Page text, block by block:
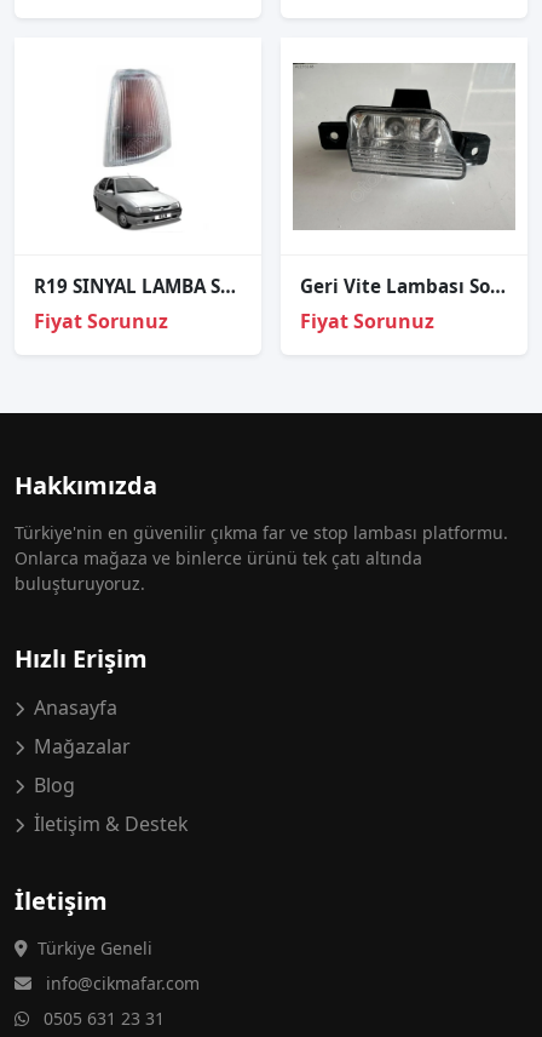
R19 SINYAL LAMBA SAG SOL DUYSUZ
Fiyat Sorunuz
Geri Vite Lambası Sol VW Tiguan 2008-2015 5N0941071A
Fiyat Sorunuz
Hakkımızda
Türkiye'nin en güvenilir çıkma far ve stop lambası platformu.
Onlarca mağaza ve binlerce ürünü tek çatı altında
buluşturuyoruz.
Hızlı Erişim
Anasayfa
Mağazalar
Blog
İletişim & Destek
İletişim
Türkiye Geneli
info@cikmafar.com
0505 631 23 31